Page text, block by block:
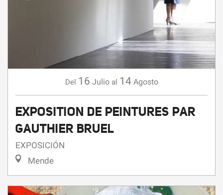
Del 16 Julio al 14 Agosto
EXPOSITION DE PEINTURES PAR
GAUTHIER BRUEL
EXPOSICIÓN
Mende